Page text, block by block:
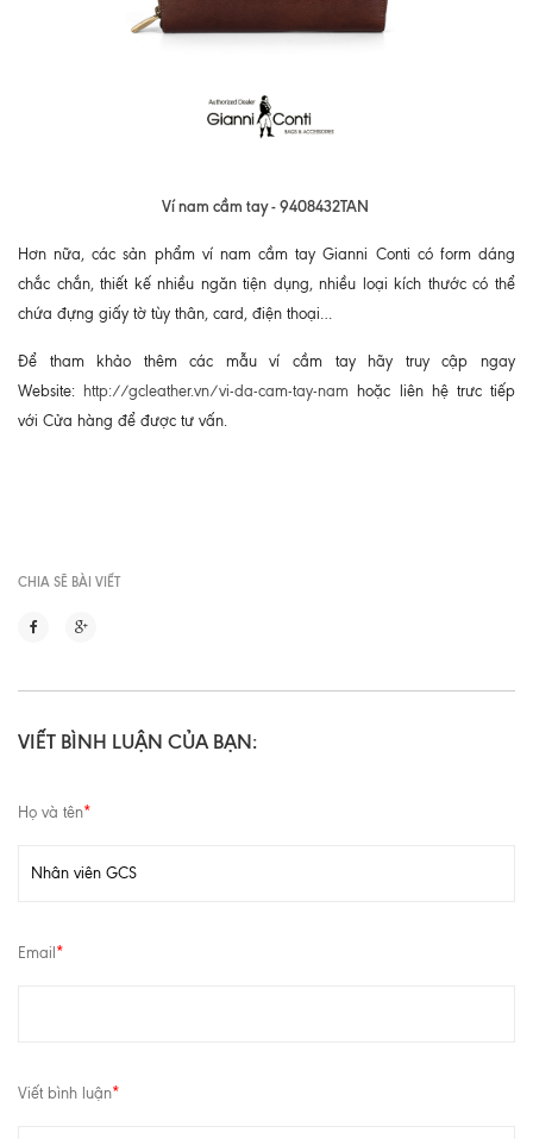
Ví nam cầm tay - 9408432TAN
Hơn nữa, các sản phẩm ví nam cầm tay Gianni Conti có form dáng
chắc chắn, thiết kế nhiều ngăn tiện dụng, nhiều loại kích thước có thể
chứa đựng giấy tờ tùy thân, card, điện thoại…
Để tham khảo thêm các mẫu ví cầm tay hãy truy cập ngay
Website: http://gcleather.vn/vi-da-cam-tay-nam hoặc liên hệ trưc tiếp
với Cửa hàng để được tư vấn.
CHIA SẼ BÀI VIẾT
VIẾT BÌNH LUẬN CỦA BẠN:
Họ và tên*
Email *
Viết bình luận*